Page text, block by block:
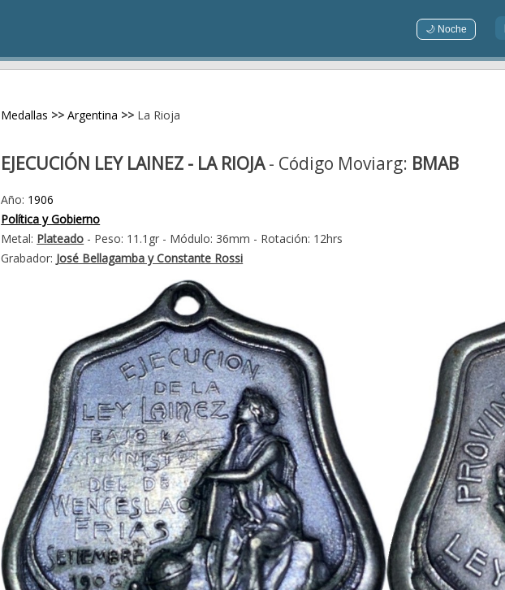
🌙 Noche
Medallas >> Argentina >> La Rioja
EJECUCIÓN LEY LAINEZ - LA RIOJA- Código Moviarg: BMAB
Año: 1906
Política y Gobierno
Metal: Plateado - Peso: 11.1gr - Módulo: 36mm - Rotación: 12hrs
Grabador: José Bellagamba y Constante Rossi